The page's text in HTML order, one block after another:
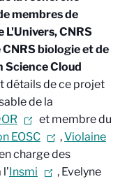
membres de
CNRS
biologie et de
Science Cloud
détails de ce projet
de la
et membre du
EOSC ,Violaine
charge des
Insmi
, Evelyne